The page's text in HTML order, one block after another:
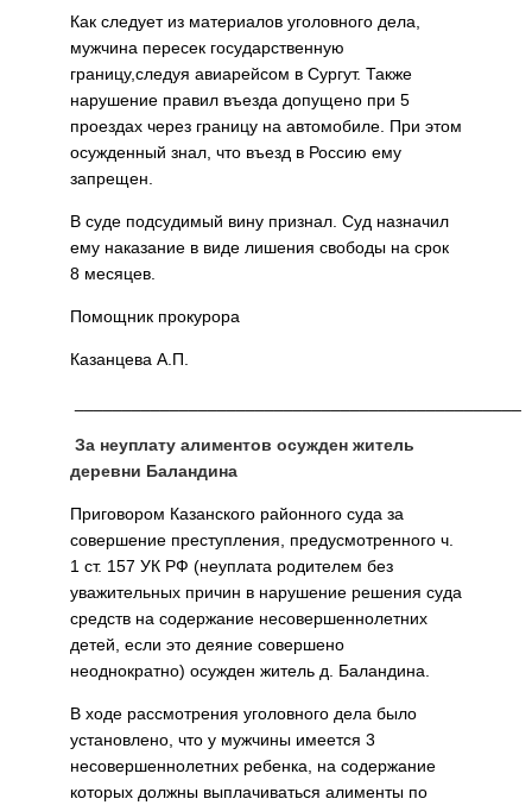
Как следует из материалов уголовного дела,
мужчина пересек государственную
границу,следуя авиарейсом в Сургут. Также
нарушение правил въезда допущено при 5
проездах через границу на автомобиле. При этом
осужденный знал, что въезд в Россию ему
запрещен.
В суде подсудимый вину признал. Суд назначил
ему наказание в виде лишения свободы на срок
8 месяцев.
Помощник прокурора
Казанцева А.П.
За неуплату алиментов осужден житель
деревни Баландина
Приговором Казанского районного суда за
совершение преступления, предусмотренного ч.
1 ст. 157 УК РФ (неуплата родителем без
уважительных причин в нарушение решения суда
средств на содержание несовершеннолетних
детей, если это деяние совершено
неоднократно) осужден житель д. Баландина.
В ходе рассмотрения уголовного дела было
установлено, что у мужчины имеется 3
несовершеннолетних ребенка, на содержание
которых должны выплачиваться алименты по